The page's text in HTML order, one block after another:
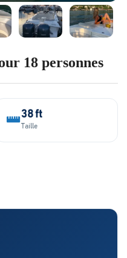
18 personnes
38 ft
Taille